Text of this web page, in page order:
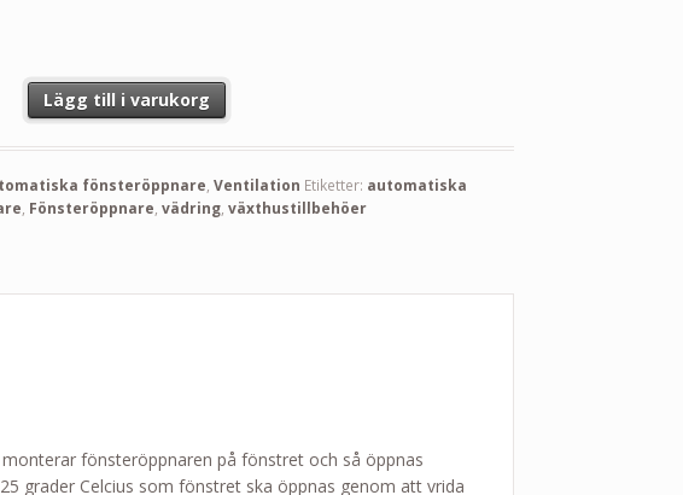
Univent mängd
Lägg till i varukorg
fönsteröppnare,Ventilation Etiketter: automatiska
, Fönsteröppnare,vädring,växthustillbehöer
fönsteröppnaren på fönstret och så öppnas
grader Celcius som fönstret ska öppnas genom att vrida